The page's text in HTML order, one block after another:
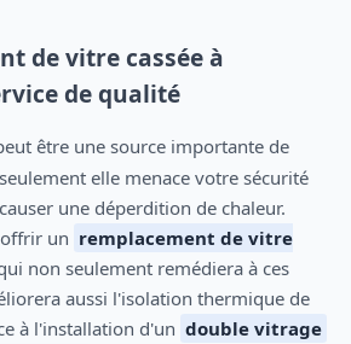
de vitre cassée à
de qualité
être une source importante de
elle menace votre sécurité
une déperdition de chaleur.
un remplacement de vitre
non seulement remédiera à ces
aussi l'isolation thermique de
à l'installation d'un double vitrage